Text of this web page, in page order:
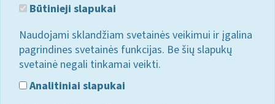
Būtinieji slapukai
Naudojami sklandžiam svetainės veikimui ir įgalina
pagrindines svetainės funkcijas. Be šių slapukų
svetainė negali tinkamai veikti.
Analitiniai slapukai